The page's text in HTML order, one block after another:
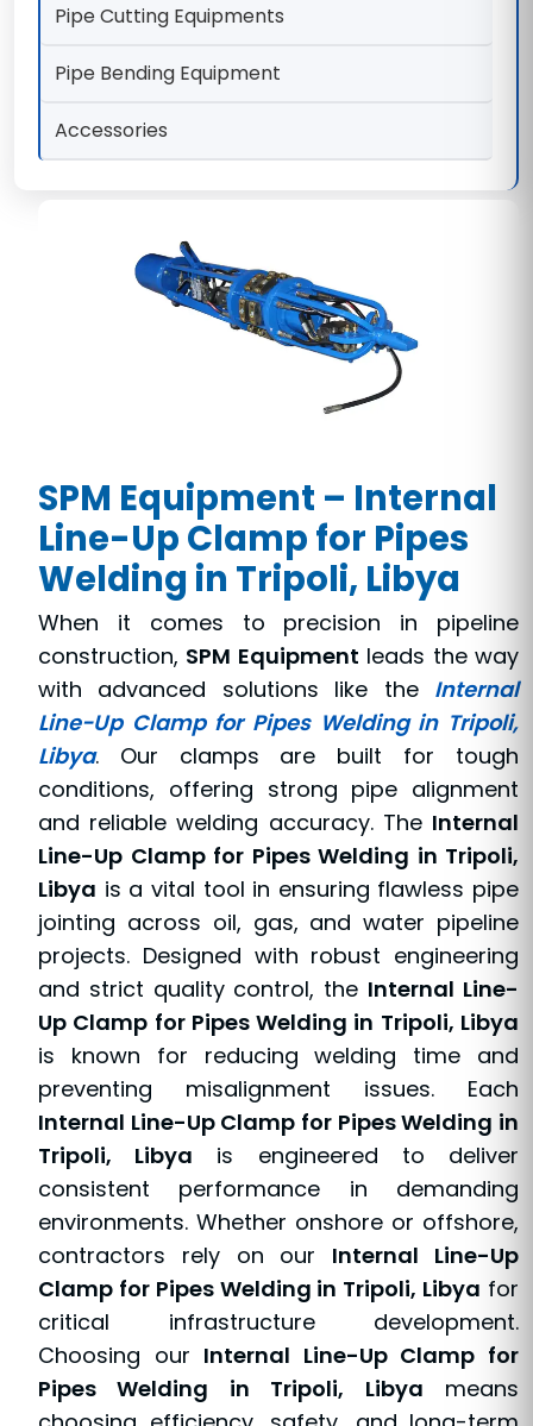
Pipe Cutting Equipments
Pipe Bending Equipment
Accessories
SPM Equipment – Internal
Line-Up Clamp for Pipes
Welding in Tripoli, Libya
When it comes to precision in pipeline
construction, SPM Equipment leads the way
with advanced solutions like the Internal
Line-Up Clamp for Pipes Welding in Tripoli,
Libya. Our clamps are built for tough
conditions, offering strong pipe alignment
and reliable welding accuracy. The Internal
Line-Up Clamp for Pipes Welding in Tripoli,
Libya is a vital tool in ensuring flawless pipe
jointing across oil, gas, and water pipeline
projects. Designed with robust engineering
and strict quality control, the Internal Line-
Up Clamp for Pipes Welding in Tripoli, Libya
is known for reducing welding time and
preventing misalignment issues. Each
Internal Line-Up Clamp for Pipes Welding in
Tripoli, Libya is engineered to deliver
consistent performance in demanding
environments. Whether onshore or offshore,
contractors rely on our Internal Line-Up
Clamp for Pipes Welding in Tripoli, Libya for
critical infrastructure development.
Choosing our Internal Line-Up Clamp for
Pipes Welding in Tripoli, Libya means